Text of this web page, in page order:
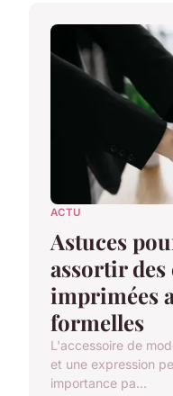
ACTU
Astuces
assortir des
imprimées
formelles
L'accessoire de
et une expression
importance pa...